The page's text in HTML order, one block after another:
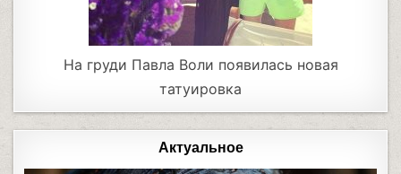
На груди Павла Воли появилась новая
татуировка
Актуальное